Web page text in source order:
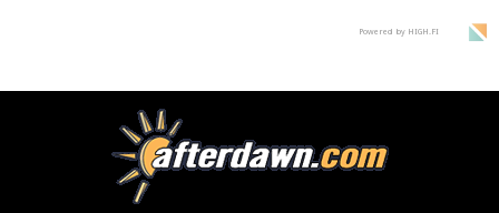
Powered by HIGH.FI